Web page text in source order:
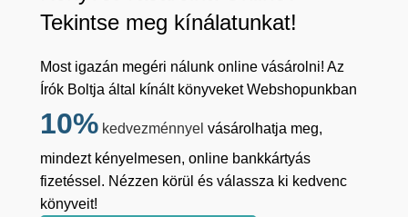
Tekintse meg kínálatunkat!
Most igazán megéri nálunk online vásárolni! Az
Írók Boltja által kínált könyveket Webshopunkban
10% kedvezménnyel vásárolhatja meg,
mindezt kényelmesen, online bankkártyás
fizetéssel. Nézzen körül és válassza ki kedvenc
könyveit!